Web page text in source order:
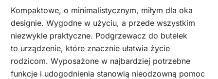
Kompaktowe, o minimalistycznym, miłym dla oka
designie. Wygodne w użyciu, a przede wszystkim
niezwykle praktyczne. Podgrzewacz do butelek
to urządzenie, które znacznie ułatwia życie
rodzicom. Wyposażone w najbardziej potrzebne
funkcje i udogodnienia stanowią nieodzowną pomoc